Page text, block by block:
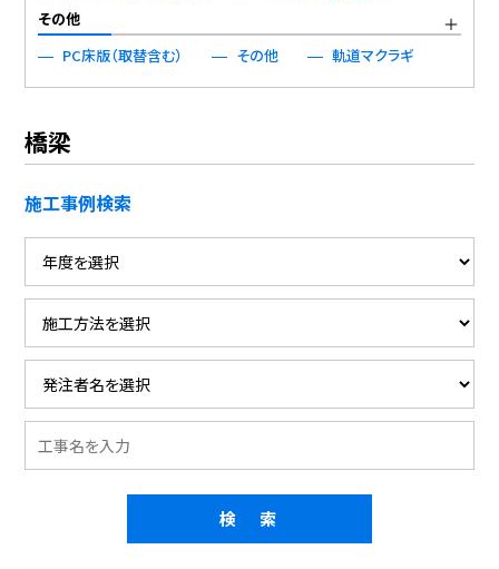
その他
PC床版（取替含む）
その他 軌道マクラギ
橋梁
施工事例検索